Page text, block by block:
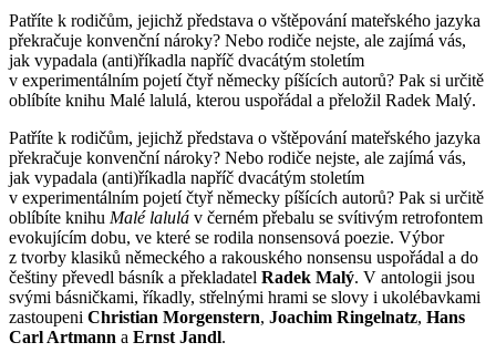
Patříte k rodičům, jejichž představa o vštěpování mateřského jazyka
překračuje konvenční nároky? Nebo rodiče nejste, ale zajímá vás,
jak vypadala (anti)říkadla napříč dvacátým stoletím
v experimentálním pojetí čtyř německy píšících autorů? Pak si určitě
oblíbíte knihu Malé lalulá, kterou uspořádal a přeložil Radek Malý.
Patříte k rodičům, jejichž představa o vštěpování mateřského jazyka
překračuje konvenční nároky? Nebo rodiče nejste, ale zajímá vás,
jak vypadala (anti)říkadla napříč dvacátým stoletím
v experimentálním pojetí čtyř německy píšících autorů? Pak si určitě
oblíbíte knihu Malé lalulá v černém přebalu se svítivým retrofontem
evokujícím dobu, ve které se rodila nonsensová poezie. Výbor
z tvorby klasiků německého a rakouského nonsensu uspořádal a do
češtiny převedl básník a překladatel Radek Malý. V antologii jsou
svými básničkami, říkadly, střelnými hrami se slovy i ukolébavkami
zastoupeni Christian Morgenstern, Joachim Ringelnatz, Hans
Carl Artmann a Ernst Jandl.